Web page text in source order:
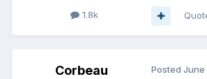
1.8k
Corbeau Posted June